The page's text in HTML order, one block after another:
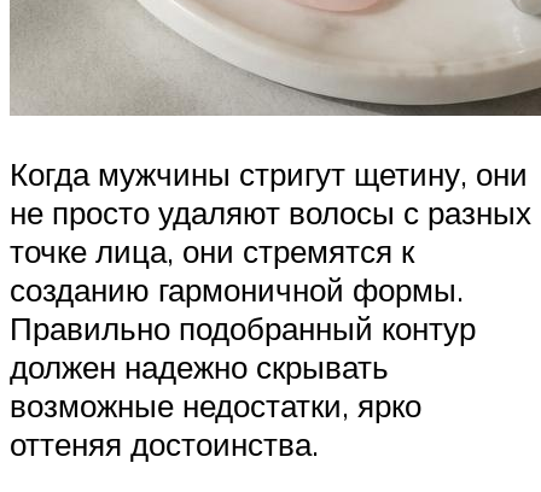
Когда мужчины стригут щетину, они
не просто удаляют волосы с разных
точке лица, они стремятся к
созданию гармоничной формы.
Правильно подобранный контур
должен надежно скрывать
возможные недостатки, ярко
оттеняя достоинства.